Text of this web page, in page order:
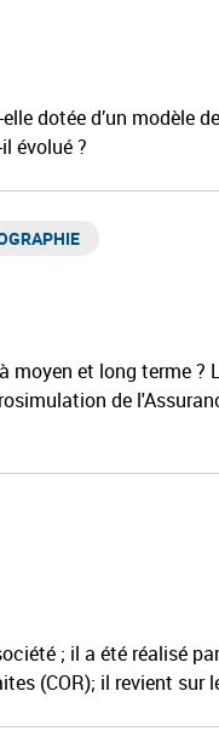
dotée d’un modèle
évolué ?
moyen et long terme
de
; il a été réalisé
(COR); il revient